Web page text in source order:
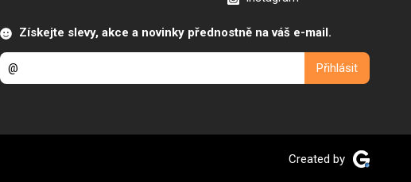
Získejte slevy, akce a novinky přednostně na váš e-mail.
Created by